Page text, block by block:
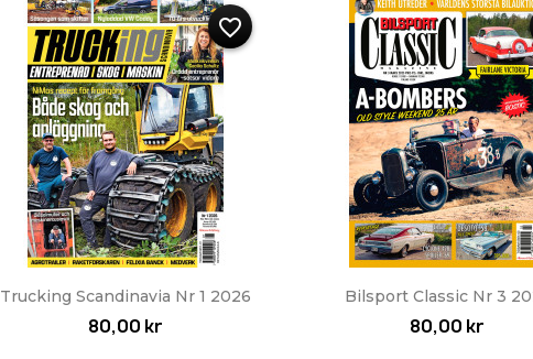
Snabbvy
Trucking Scandinavia Nr 1 2026
80,00 kr
favorite_border
Snabbvy
Bilsport Classic Nr 3
80,00 kr